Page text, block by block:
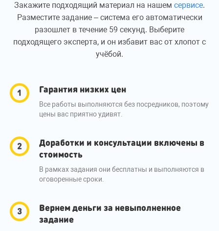
Закажите подходящий материал на нашем сервисе.
Разместите задание – система его автоматически
разошлет в течение 59 секунд. Выберите
подходящего эксперта, и он избавит вас от хлопот с
учёбой.
Гарантия низких цен
Все работы выполняются без посредников, поэтому
цены вас приятно удивят.
Доработки и консультации включены в
стоимость
В рамках задания они бесплатны и выполняются в
оговоренные сроки.
Вернем деньги за невыполненное
задание